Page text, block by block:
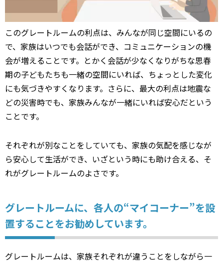
このグレートルームの利点は、みんなが同じ空間にいるの
で、家族はいつでも会話ができ、コミュニケーションの機
会が増えることです。とかく会話が少なくなりがちな思春
期の子どもたちも一緒の空間にいれば、ちょっとした変化
にも気づきやすくなります。さらに、最大の利点は地震な
どの災害時でも、家族みんなが一緒にいれば安心だという
ことです。
それぞれが別なことをしていても、家族の気配を感じなが
ら安心して生活ができ、いざという時にも助け合える、そ
れがグレートルームのよさです。
グレートルームに、各人の“マイコーナー”を設
置することをお勧めしています。
グレートルームは、家族それぞれが違うことをしながら一